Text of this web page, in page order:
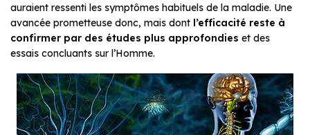
auraient ressenti les symptômes habituels de la maladie. Une
avancée prometteuse donc, mais dont l’efficacité reste à
confirmer par des études plus approfondies et des
essais concluants sur l’Homme.